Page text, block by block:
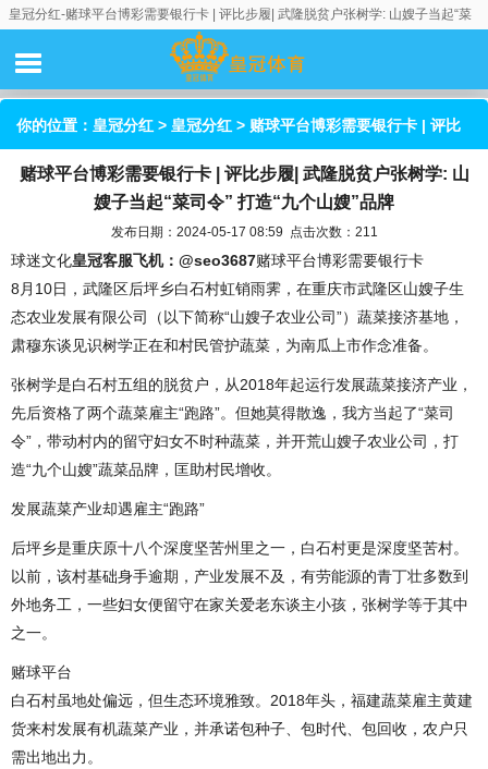
皇冠分红-赌球平台博彩需要银行卡 | 评比步履| 武隆脱贫户张树学: 山嫂子当起“菜
你的位置： 皇冠分红 > 皇冠分红 > 赌球平台博彩需要银行卡 | 评比
步履| 武隆脱贫户张树学: 山嫂子当起“菜司令” 打造“九个山嫂”品牌
赌球平台博彩需要银行卡 | 评比步履| 武隆脱贫户张树学: 山
嫂子当起“菜司令” 打造“九个山嫂”品牌
发布日期：2024-05-17 08:59 点击次数：211
球迷文化皇冠客服飞机：@seo3687赌球平台博彩需要银行卡
8月10日，武隆区后坪乡白石村虹销雨霁，在重庆市武隆区山嫂子生
态农业发展有限公司（以下简称“山嫂子农业公司”）蔬菜接济基地，
肃穆东谈见识树学正在和村民管护蔬菜，为南瓜上市作念准备。
张树学是白石村五组的脱贫户，从2018年起运行发展蔬菜接济产业，
先后资格了两个蔬菜雇主“跑路”。但她莫得散逸，我方当起了“菜司
令”，带动村内的留守妇女不时种蔬菜，并开荒山嫂子农业公司，打
造“九个山嫂”蔬菜品牌，匡助村民增收。
发展蔬菜产业却遇雇主“跑路”
后坪乡是重庆原十八个深度坚苦州里之一，白石村更是深度坚苦村。
以前，该村基础身手逾期，产业发展不及，有劳能源的青丁壮多数到
外地务工，一些妇女便留守在家关爱老东谈主小孩，张树学等于其中
之一。
赌球平台
白石村虽地处偏远，但生态环境雅致。2018年头，福建蔬菜雇主黄建
货来村发展有机蔬菜产业，并承诺包种子、包时代、包回收，农户只
需出地出力。